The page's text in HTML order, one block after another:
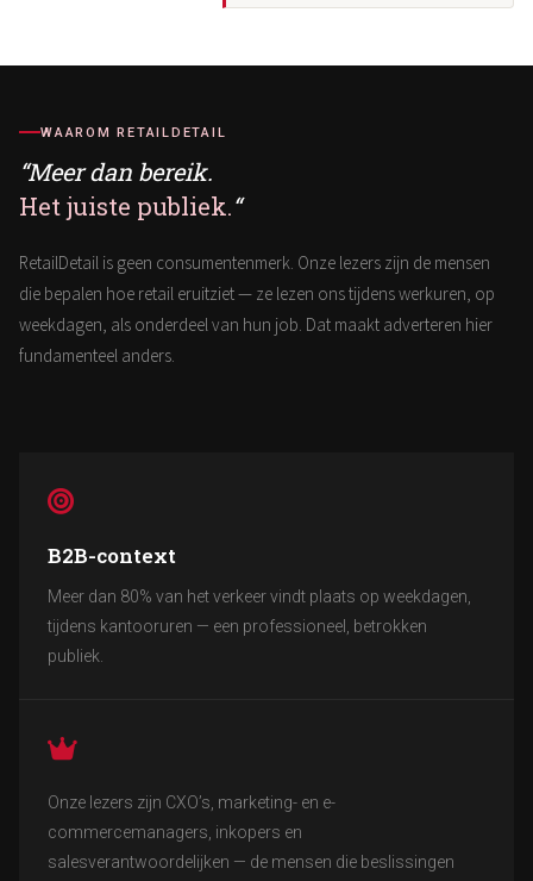
WAAROM RETAILDETAIL
“Meer dan bereik.
Het juiste publiek.“
RetailDetail is geen consumentenmerk. Onze lezers zijn de mensen
die bepalen hoe retail eruitziet — ze lezen ons tijdens werkuren, op
weekdagen, als onderdeel van hun job. Dat maakt adverteren hier
fundamenteel anders.
B2B-context
Meer dan 80% van het verkeer vindt plaats op weekdagen,
tijdens kantooruren — een professioneel, betrokken
publiek.
Onze lezers zijn CXO’s, marketing- en e-
commercemanagers, inkopers en
salesverantwoordelijken — de mensen die beslissingen